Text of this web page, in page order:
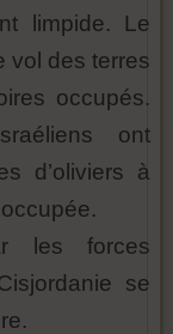
limpide. Le
vol des terres
occupés.
ont
d’oliviers à
les forces
se